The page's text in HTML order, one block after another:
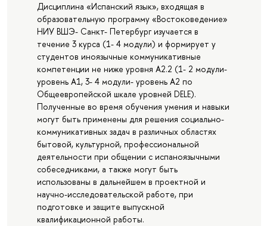
Дисциплина «Испанский язык», входящая в
образовательную программу «Востоковедение»
НИУ ВШЭ- Санкт- Петербург изучается в
течение 3 курса (1- 4 модули) и формирует у
студентов иноязычные коммуникативные
компетенции не ниже уровня А2.2 (1- 2 модули-
уровень А1, 3- 4 модули- уровень А2 по
Общеевропейской шкале уровней DELE).
Полученные во время обучения умения и навыки
могут быть применены для решения социально-
коммуникативных задач в различных областях
бытовой, культурной, профессиональной
деятельности при общении с испаноязычными
собеседниками, а также могут быть
использованы в дальнейшем в проектной и
научно-исследовательской работе, при
подготовке и защите выпускной
квалификационной работы.